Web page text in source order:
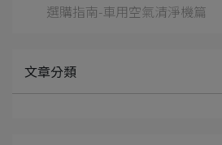
選購指南-車用空氣清淨機篇
文章分類